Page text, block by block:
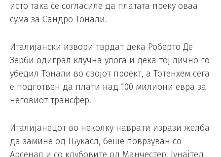
исто така се согласиле да платата преку оваа
сума за Сандро Тонали.
Италијански извори тврдат дека Роберто Де
Зерби одиграл клучна улога и дека тој лично го
убедил Тонали во својот проект, а Тотенхем сега
е подготвен да плати над 100 милиони евра за
неговиот трансфер.
Италијанецот во неколку наврати изрази желба
да замине од Њукасл, беше поврзуван со
Арсенал и со клубовите од Манчестер, Јунајтед